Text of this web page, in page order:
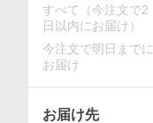
すべて（今注文で2
日以内にお届け）
今注文で明日までに
お届け
お届け先